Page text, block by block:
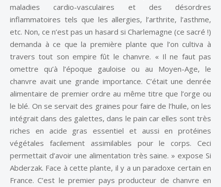
maladies cardio-vasculaires et des désordres
inflammatoires tels que les allergies, l’arthrite, l’asthme,
etc. Non, ce n’est pas un hasard si Charlemagne (ce sacré !)
demanda à ce que la première plante que l’on cultiva à
travers tout son empire fût le chanvre. « Il ne faut pas
omettre qu’à l’époque gauloise ou au Moyen-Age, le
chanvre avait une grande importance. C’était une denrée
alimentaire de premier ordre au même titre que l’orge ou
le blé. On se servait des graines pour faire de l’huile, on les
intégrait dans des galettes, dans le pain car elles sont très
riches en acide gras essentiel et aussi en protéines
végétales facilement assimilables pour le corps. Ceci
permettait d’avoir une alimentation très saine. » expose Si
Abderzak. Face à cette plante, il y a un paradoxe certain en
France. C’est le premier pays producteur de chanvre en